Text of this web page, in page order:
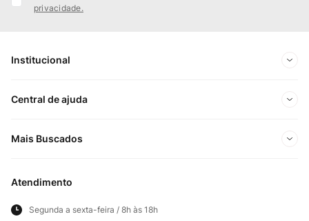
privacidade.
Institucional
Sobre Nós
Privacidade e Segurança
Panfletos lojas físicas
Central de ajuda
Minha conta
Acompanhe seu pedido
Frete e Entregas
Mais Buscados
Atendimento
Segunda a sexta-feira / 8h às 18h